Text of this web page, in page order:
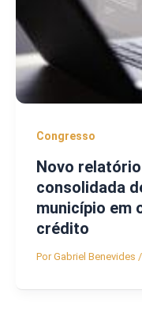
Congresso
Novo
consolidada
município em
crédito
PorGabriel Benevides /